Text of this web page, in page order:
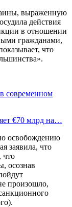
выраженную
действия
в отношении
гражданами,
что
современном
€70 млрд на…
освобождению
заявила, что
что
осознав
произошло,